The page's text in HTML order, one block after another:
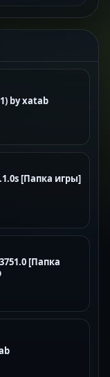
by xatab
[Папка игры]
[Папка